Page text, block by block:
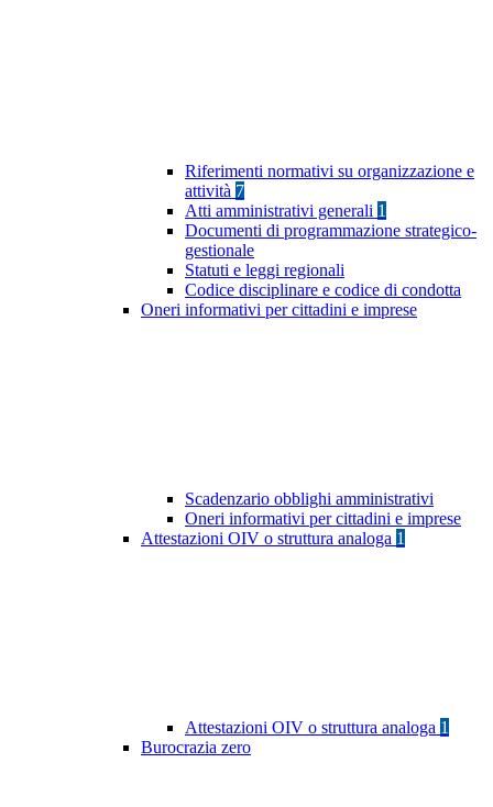
Riferimenti normativi su organizzazione e
attività 7
Atti amministrativi generali 1
Documenti di programmazione strategico-
gestionale
Statuti e leggi regionali
Codice disciplinare e codice di condotta
Oneri informativi per cittadini e imprese
Scadenzario obblighi amministrativi
Oneri informativi per cittadini e imprese
Attestazioni OIV o struttura analoga 1
Attestazioni OIV o struttura analoga 1
Burocrazia zero